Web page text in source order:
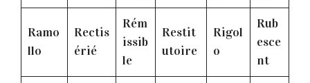
Ramo
llo
Rectis
érié
Rém
issib
le
Restit
utoire
Rigol
o
Rub
esce
nt